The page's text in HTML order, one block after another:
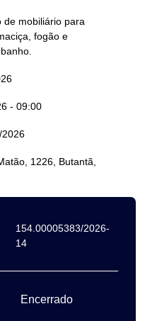
de mobiliário para
fogão e
- 09:00
2026
1226, Butantã,
154.00005383/2026-
14
Encerrado